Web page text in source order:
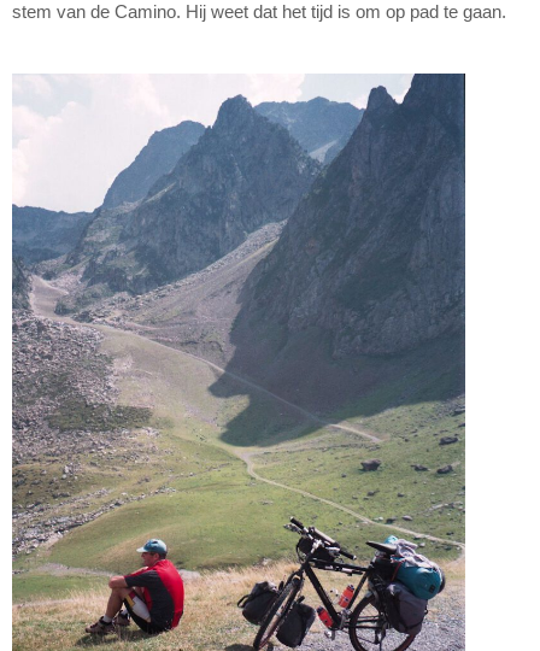
stem van de Camino. Hij weet dat het tijd is om op pad te gaan.